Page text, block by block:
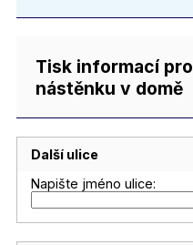
Tisk informací pro
nástěnku v domě
Další ulice
Napište jméno ulice: